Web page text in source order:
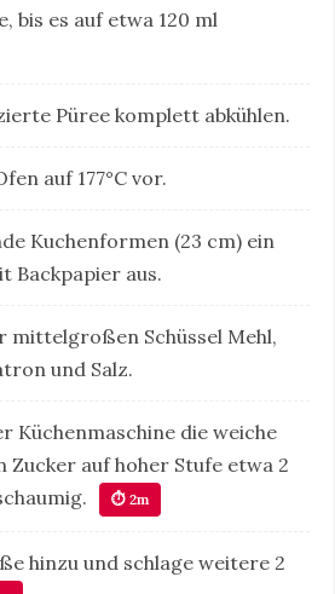
bis es auf etwa 120 ml
Püree komplett abkühlen.
auf 177°C vor.
Kuchenformen (23 cm) ein
Backpapier aus.
mittelgroßen Schüssel Mehl,
und Salz.
Küchenmaschine die weiche
Zucker auf hoher Stufe etwa 2
⏱ 2m
hinzu und schlage weitere 2